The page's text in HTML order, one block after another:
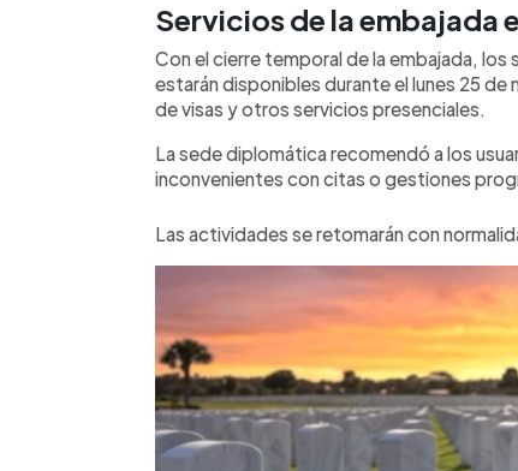
Servicios de la embajada
Con el cierre temporal de la embajada,
estarán disponibles durante el lunes 25
de visas y otros servicios presenciales.
La sede diplomática recomendó a los
inconvenientes con citas o gestiones
Las actividades se retomarán con